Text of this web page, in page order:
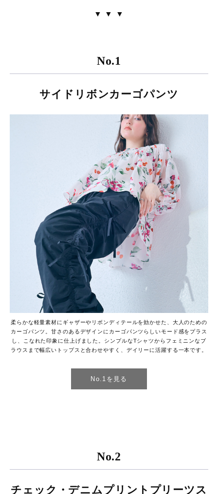
▼ ▼ ▼
No.1
サイドリボンカーゴパンツ
柔らかな軽量素材にギャザーやリボンディテールを効かせた、大人のための
カーゴパンツ。甘さのあるデザインにカーゴパンツらしいモード感をプラス
し、こなれた印象に仕上げました。シンプルなTシャツからフェミニンなブ
ラウスまで幅広いトップスと合わせやすく、デイリーに活躍する一本です。
No.1を見る
No.2
チェック・デニムプリントプリーツス